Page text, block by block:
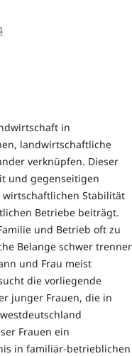
in
landwirtschaftliche
verknüpfen. Dieser
und gegenseitigen
Stabilität
Betriebe beiträgt.
und Betrieb oft zu
Belange schwer
und Frau meist
die vorliegende
junger Frauen, die in
Frauen ein
in familiär-betrieblichen